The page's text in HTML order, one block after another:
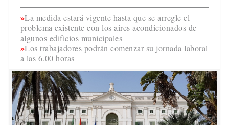
La medida estará vigente hasta que se arregle el
problema existente con los aires acondicionados de
algunos edificios municipales
Los trabajadores podrán comenzar su jornada laboral
a las 6.00 horas